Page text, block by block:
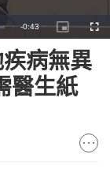
Remaining
Time
-0:43
Picture-
in-
病無異
醫生紙